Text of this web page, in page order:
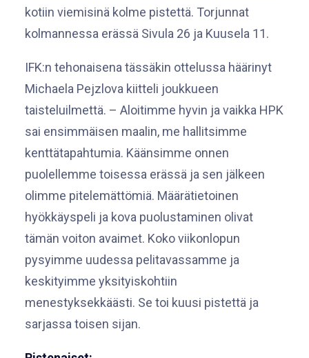
kotiin viemisinä kolme pistettä. Torjunnat
kolmannessa erässä Sivula 26 ja Kuusela 11.
IFK:n tehonaisena tässäkin ottelussa häärinyt
Michaela Pejzlova kiitteli joukkueen
taisteluilmettä. – Aloitimme hyvin ja vaikka HPK
sai ensimmäisen maalin, me hallitsimme
kenttätapahtumia. Käänsimme onnen
puolellemme toisessa erässä ja sen jälkeen
olimme pitelemättömiä. Määrätietoinen
hyökkäyspeli ja kova puolustaminen olivat
tämän voiton avaimet. Koko viikonlopun
pysyimme uudessa pelitavassamme ja
keskityimme yksityiskohtiin
menestyksekkäästi. Se toi kuusi pistettä ja
sarjassa toisen sijan.